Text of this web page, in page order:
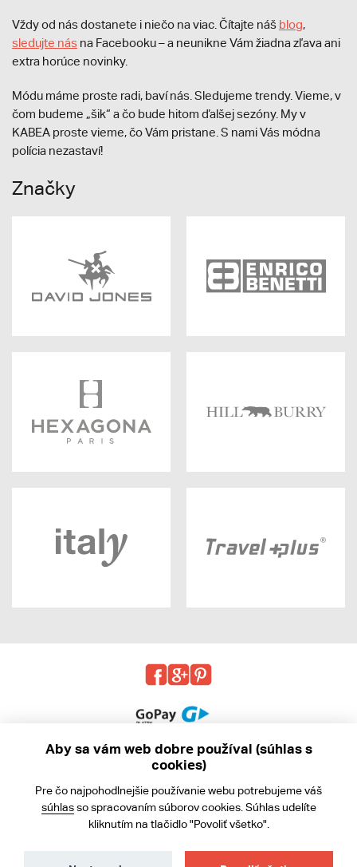
Vždy od nás dostanete i niečo na viac. Čítajte náš blog,
sledujte nás na Facebooku – a neunikne Vám žiadna zľava ani
extra horúce novinky.
Módu máme proste radi, baví nás. Sledujeme trendy. Vieme, v
čom budeme „šik“ a čo bude hitom ďalšej sezóny. My v
KABEA proste vieme, čo Vám pristane. S nami Vás módna
polícia nezastaví!
Značky
Obchodné podmienky
Ochrana osobných údajov
Aby sa vám web dobre používal (súhlas s
cookies)
Pre čo najpohodlnejšie používanie webu potrebujeme váš
súhlasso spracovaním súborov cookies. Súhlas udelíte
kliknutím na tlačidlo "Povoliť všetko".